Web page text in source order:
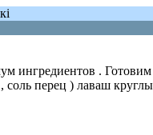
ингредиентов .
перец ) лаваш